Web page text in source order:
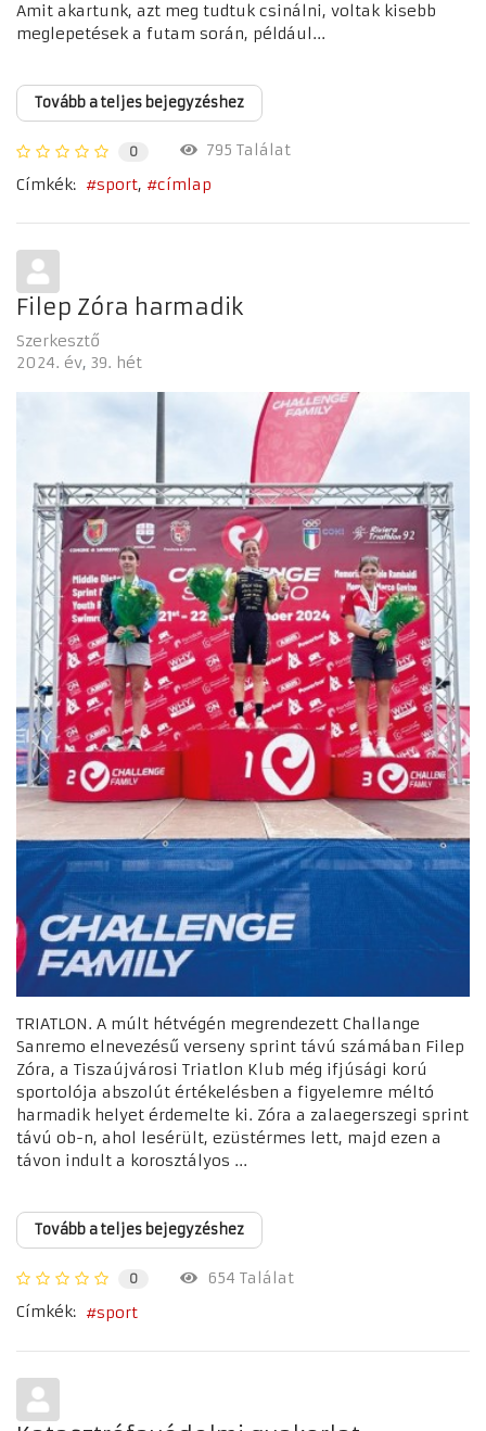
Amit akartunk, azt meg tudtuk csinálni, voltak kisebb
meglepetések a futam során, például...
Tovább a teljes bejegyzéshez
0
795 Találat
Címkék:
sport címlap
Filep Zóra harmadik
Szerkesztő
2024. év 39. hét
TRIATLON. A múlt hétvégén megrendezett Challange
Sanremo elnevezésű verseny sprint távú számában Filep
Zóra, a Tiszaújvárosi Triatlon Klub még ifjúsági korú
sportolója abszolút értékelésben a figyelemre méltó
harmadik helyet érdemelte ki. Zóra a zalaegerszegi sprint
távú ob-n, ahol lesérült, ezüstérmes lett, majd ezen a
távon indult a korosztályos ...
Tovább a teljes bejegyzéshez
0
654 Találat
Címkék:
sport